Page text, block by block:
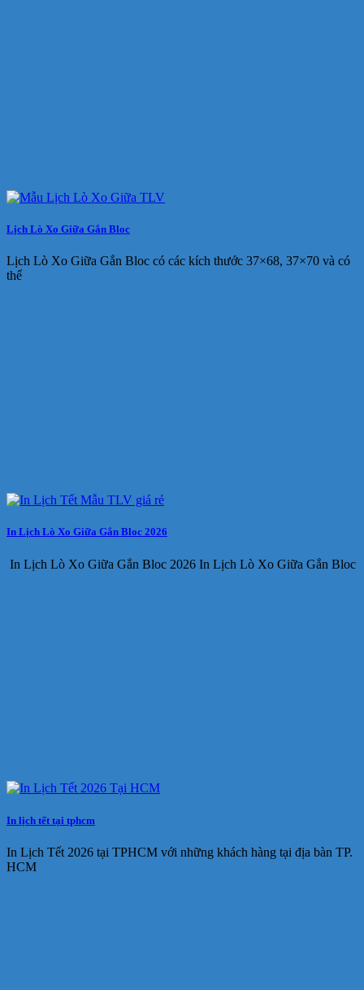
Lịch Lò Xo Giữa Gắn Bloc
Lịch Lò Xo Giữa Gắn Bloc có các kích thước 37×68, 37×70 và có
thể
In Lịch Lò Xo Giữa Gắn Bloc 2026
In Lịch Lò Xo Giữa Gắn Bloc 2026 In Lịch Lò Xo Giữa Gắn Bloc
In lịch tết tại tphcm
In Lịch Tết 2026 tại TPHCM với những khách hàng tại địa bàn TP.
HCM